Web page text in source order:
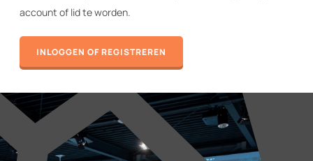
account of lid te worden.
INLOGGEN OF REGISTREREN